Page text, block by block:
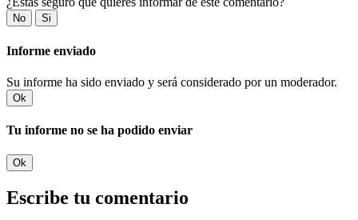
No Si
Informe enviado
Su informe ha sido enviado y será considerado por un moderador.
Ok
Tu informe no se ha podido enviar
Ok
Escribe tu comentario